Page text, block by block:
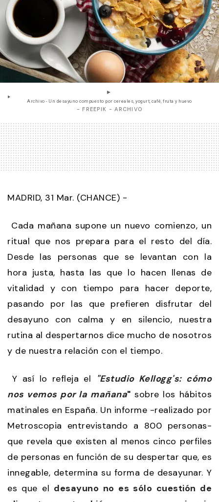
Archivo - Un desayuno compuesto por cereales, yogurt, café, fruta y huevo
- FREEPIK - ARCHIVO
MADRID, 31 Mar. (CHANCE) -
Cada mañana supone un nuevo comienzo, un
ritual que nos prepara para el resto del día.
Desde las personas que se levantan con la
hora justa, hasta las que lo hacen llenas de
vitalidad y con tiempo para hacer deporte,
pasando por las que prefieren disfrutar del
desayuno con calma y en silencio, nuestra
rutina al despertarnos dice mucho de nosotros
y de nuestra relación con el tiempo.
Y así lo refleja el
"Estudio Kellogg's: cómo
nos vemos por la mañana" sobre los hábitos
matinales en España. Un informe -realizado por
Metroscopia entrevistando a 800 personas-
que revela que existen al menos cinco perfiles
de personas en función de su despertar que, es
innegable, determina su forma de desayunar. Y
es que el desayuno no es sólo cuestión de